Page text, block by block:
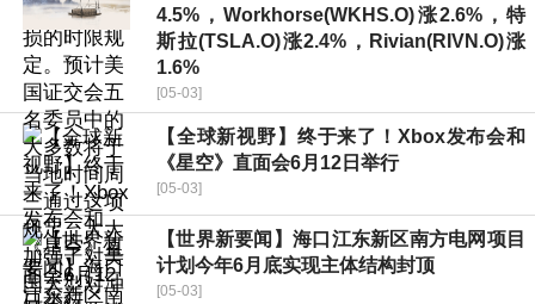
4.5%，Workhorse(WKHS.O)涨2.6%，特
斯拉(TSLA.O)涨2.4%，Rivian(RIVN.O)涨
1.6%
[05-03]
【全球新视野】终于来了！Xbox发布会和
《星空》直面会6月12日举行
[05-03]
【世界新要闻】海口江东新区南方电网项目
计划今年6月底实现主体结构封顶
[05-03]